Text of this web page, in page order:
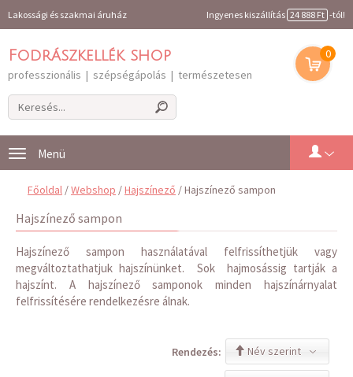
Lakossági és szakmai áruház Ingyenes kiszállítás 24 888 Ft -tól!
Fodrászkellék shop
professzionális | szépségápolás | természetesen
0
Toggle
navigation
Főoldal /Webshop /Hajszínező / Hajszínező sampon
Hajszínező sampon
Hajszínező sampon használatával felfrissíthetjük vagy
megváltoztathatjuk hajszínünket. Sok hajmosássig tartják a
hajszínt. A hajszínező samponok minden hajszínárnyalat
felfrissítésére rendelkezésre álnak.
Név szerint
Rendezés: